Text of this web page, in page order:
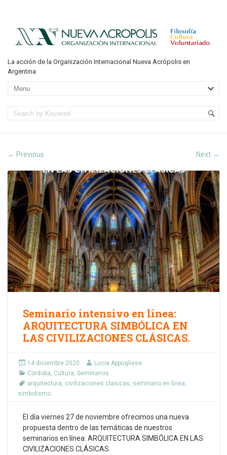
La acción de la Organización Internacional Nueva Acrópolis en
Argentina
← Previous Next →
Seminario intensivo en línea:
ARQUITECTURA SIMBÓLICA EN
LAS CIVILIZACIONES CLÁSICAS.
14 diciembre 2020
Lucia Appugliese
Córdoba, Cultura, Seminarios
arquitectura, civilizaciones clasicas, seminario en línea,
simbolismo
El día viernes 27 de noviembre ofrecimos una nueva
propuesta dentro de las temáticas de nuestros
seminarios en línea: ARQUITECTURA SIMBÓLICA EN LAS
CIVILIZACIONES CLÁSICAS.